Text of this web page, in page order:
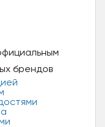
брендов
на территории